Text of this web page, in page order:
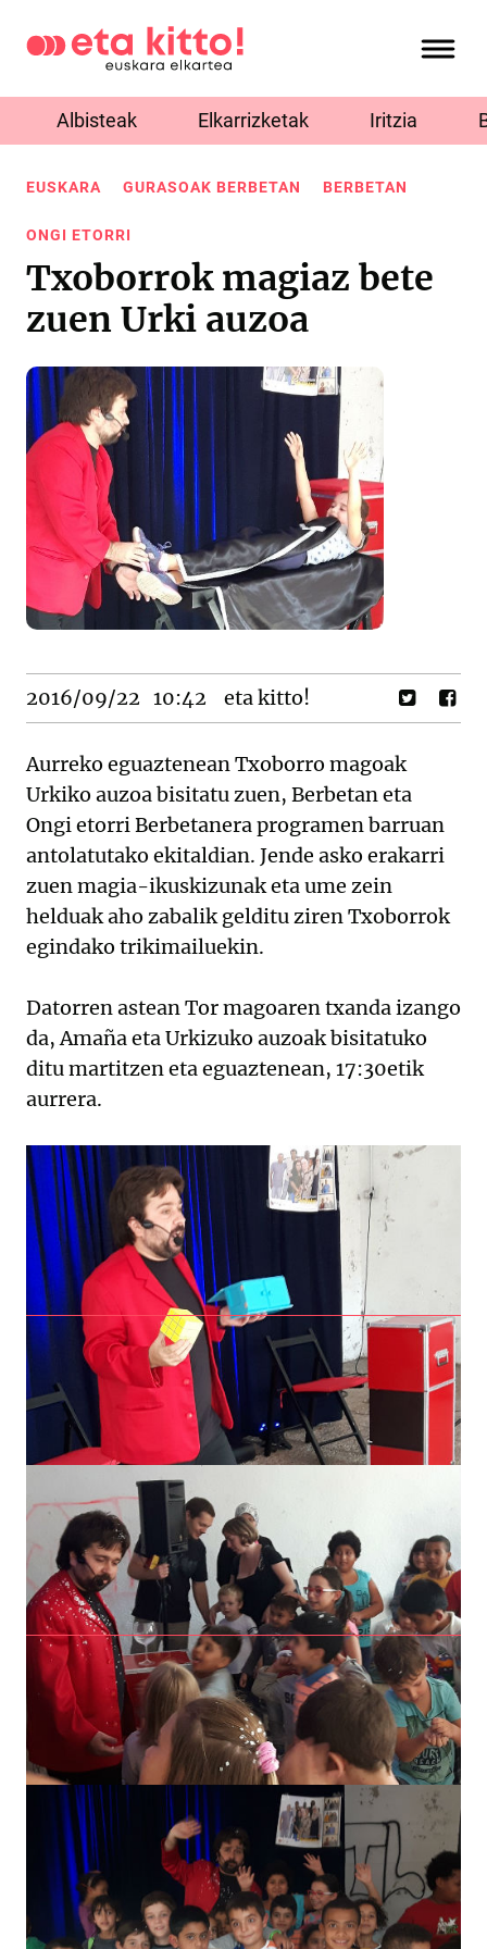
Albisteak Elkarrizketak Iritzia
EUSKARA GURASOAK BERBETAN BERBETAN
ONGI ETORRI
Txoborrok magiaz bete
zuen Urki auzoa
2016/09/22 10:42 eta kitto!
Aurreko eguaztenean Txoborro magoak
Urkiko auzoa bisitatu zuen, Berbetan eta
Ongi etorri Berbetanera programen barruan
antolatutako ekitaldian. Jende asko erakarri
zuen magia-ikuskizunak eta ume zein
helduak aho zabalik gelditu ziren Txoborrok
egindako trikimailuekin.
Datorren astean Tor magoaren txanda izango
da, Amaña eta Urkizuko auzoak bisitatuko
ditu martitzen eta eguaztenean, 17:30etik
aurrera.